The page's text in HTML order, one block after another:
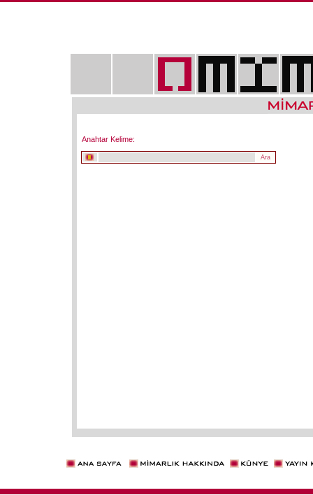
Anahtar Kelime: